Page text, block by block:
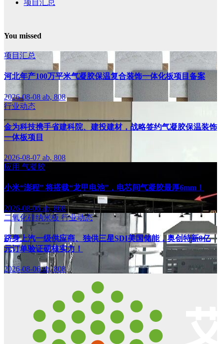
项目汇总
You missed
项目汇总
河北年产100万平米气凝胶保温复合装饰一体化板项目备案
2026-08-08ab, 808
行业动态
金为科技携手省建科院、建投建材，战略签约气凝胶保温装饰
一体板项目
2026-08-07 ab, 808
应用 气凝胶
小米“澎程” 将搭载“龙甲电池”，电芯间气凝胶最厚6mm！
2026-08-06ab, 808
二氧化硅纳米板 行业动态
跻身上汽一级供应商、独供三星SDI美国储能，奥创特新8亿
元订单验证硬核实力！
2026-08-06ab, 808